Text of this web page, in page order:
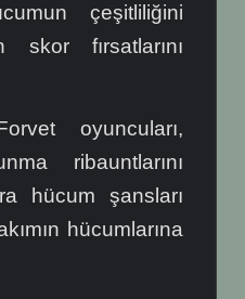
çeşitliliğini
skor fırsatlarını
oyuncuları,
ribauntlarını
hücum şansları
hücumlarına